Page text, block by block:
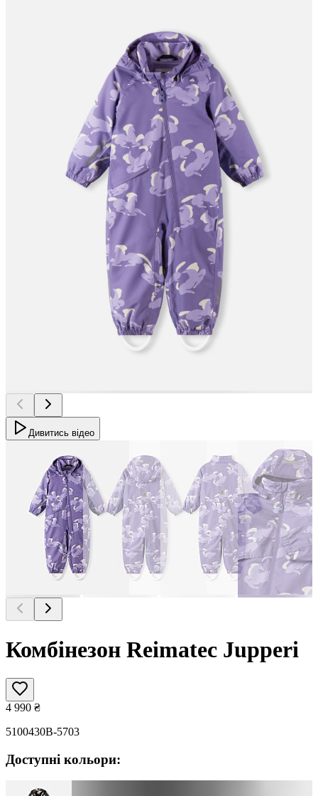
Дивитись відео
Комбінезон Reimatec Jupperi
4 990 ₴
5100430B-5703
Доступні кольори: